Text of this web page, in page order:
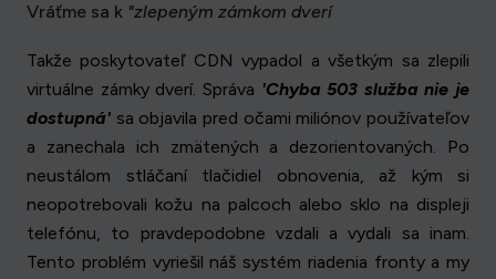
Vráťme sa k "zlepeným zámkom dverí
Takže poskytovateľ CDN vypadol a všetkým sa zlepili
virtuálne zámky dverí. Správa 'Chyba 503 služba nie je
dostupná' sa objavila pred očami miliónov používateľov
a zanechala ich zmätených a dezorientovaných. Po
neustálom stláčaní tlačidiel obnovenia, až kým si
neopotrebovali kožu na palcoch alebo sklo na displeji
telefónu, to pravdepodobne vzdali a vydali sa inam.
Tento problém vyriešil náš systém riadenia fronty a my